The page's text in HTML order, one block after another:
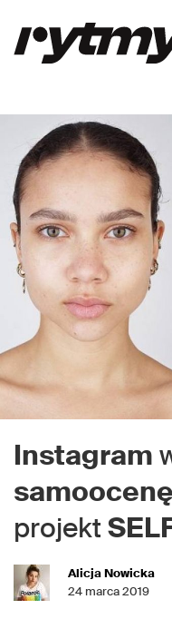
Instagram
projekt
Alicja Nowicka
24 marca 2019